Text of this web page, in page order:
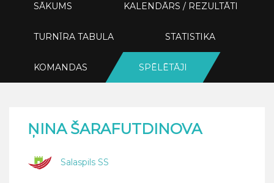
SĀKUMS KALENDĀRS / REZULTĀTI
TURNĪRA TABULA STATISTIKA
KOMANDAS SPĒLĒTĀJI
ŅINA ŠARAFUTDINOVA
Salaspils SS